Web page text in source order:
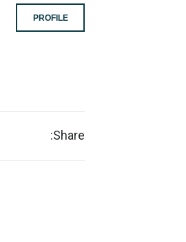
PROFILE
Share: